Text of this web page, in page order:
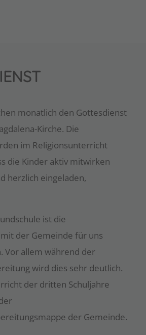
monatlich den Gottesdienst
Kirche. Die
im Religionsunterricht
die Kinder aktiv mitwirken
herzlich eingeladen,
ist die
der Gemeinde für uns
Vor allem während der
wird dies sehr deutlich.
der dritten Schuljahre
der Gemeinde.